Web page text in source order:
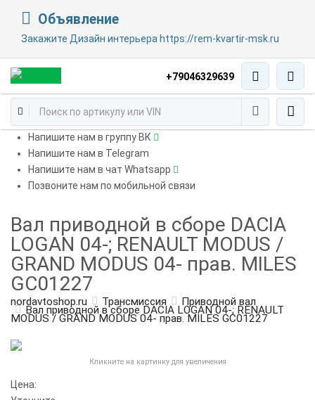
Объявление
Закажите Дизайн интерьера https://rem-kvartir-msk.ru
+79046329639
Напишите нам в группу ВК
Напишите нам в Telegram
Напишите нам в чат Whatsapp
Позвоните нам по мобильной связи
Вал приводной в сборе DACIA
LOGAN 04-; RENAULT MODUS /
GRAND MODUS 04- прав. MILES
GC01227
nordavtoshop.ru Трансмиссия Приводной вал
Вал приводной в сборе DACIA LOGAN 04-; RENAULT
MODUS / GRAND MODUS 04- прав. MILES GC01227
Кликните на картинку для увеличения
Цена: